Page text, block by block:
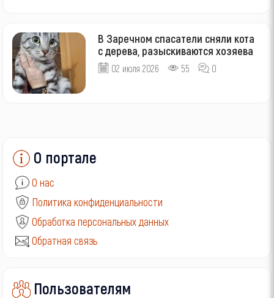
В Заречном спасатели сняли кота
с дерева, разыскиваются хозяева
02 июля 2026 55 0
О портале
О нас
Политика конфиденциальности
Обработка персональных данных
Обратная связь
Пользователям